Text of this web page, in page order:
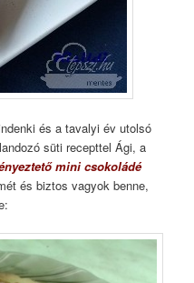
és a tavalyi év utolsó
süti recepttel Ági, a
mini csokoládé
és biztos vagyok benne,